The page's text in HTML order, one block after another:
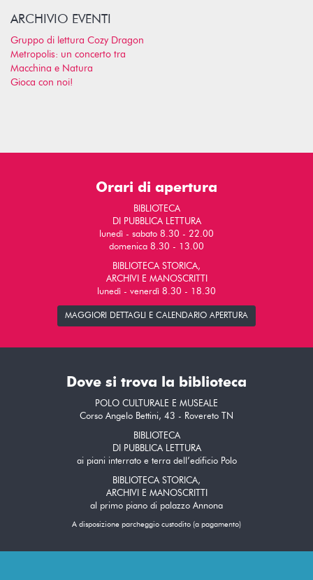
ARCHIVIO EVENTI
Gruppo di lettura Cozy Dragon
Metropolis: un concerto tra
Macchina e Natura
Gioca con noi!
Orari di apertura
BIBLIOTECA
DI PUBBLICA LETTURA
lunedì - sabato 8.30 - 22.00
domenica 8.30 - 13.00
BIBLIOTECA STORICA,
ARCHIVI E MANOSCRITTI
lunedì - venerdì 8.30 - 18.30
MAGGIORI DETTAGLI E CALENDARIO APERTURA
Dove si trova la biblioteca
POLO CULTURALE E MUSEALE
Corso Angelo Bettini, 43 - Rovereto TN
BIBLIOTECA
DI PUBBLICA LETTURA
ai piani interrato e terra dell’edificio Polo
BIBLIOTECA STORICA,
ARCHIVI E MANOSCRITTI
al primo piano di palazzo Annona
A disposizione parcheggio custodito (a pagamento)